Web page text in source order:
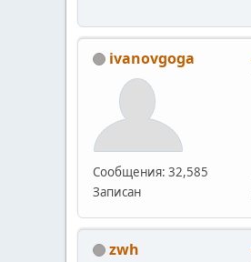
ivanovgoga
Сообщения: 32,585
Записан
zwh